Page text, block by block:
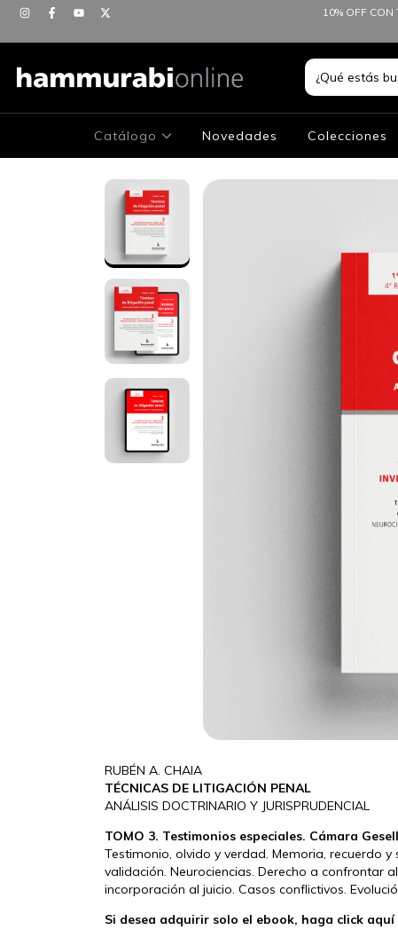
10% OFF CON
Catálogo Novedades Colecciones
RUBÉN A. CHAIA
TÉCNICAS DE LITIGACIÓN PENAL
ANÁLISIS DOCTRINARIO Y JURISPRUDENCIAL
TOMO 3. Testimonios especiales. Cámara
Testimonio, olvido y verdad. Memoria, recuerdo
validación. Neurociencias. Derecho a confrontar
incorporación al juicio. Casos conflictivos.
Si desea adquirir solo el ebook, haga click aquí